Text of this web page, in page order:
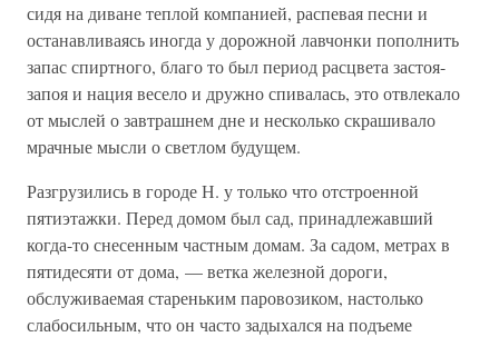
сидя на диване теплой компанией, распевая песни и
останавливаясь иногда у дорожной лавчонки пополнить
запас спиртного, благо то был период расцвета застоя-
запоя и нация весело и дружно спивалась, это отвлекало
от мыслей о завтрашнем дне и несколько скрашивало
мрачные мысли о светлом будущем.
Разгрузились в городе Н. у только что отстроенной
пятиэтажки. Перед домом был сад, принадлежавший
когда-то снесенным частным домам. За садом, метрах в
пятидесяти от дома, — ветка железной дороги,
обслуживаемая стареньким паровозиком, настолько
слабосильным, что он часто задыхался на подъеме